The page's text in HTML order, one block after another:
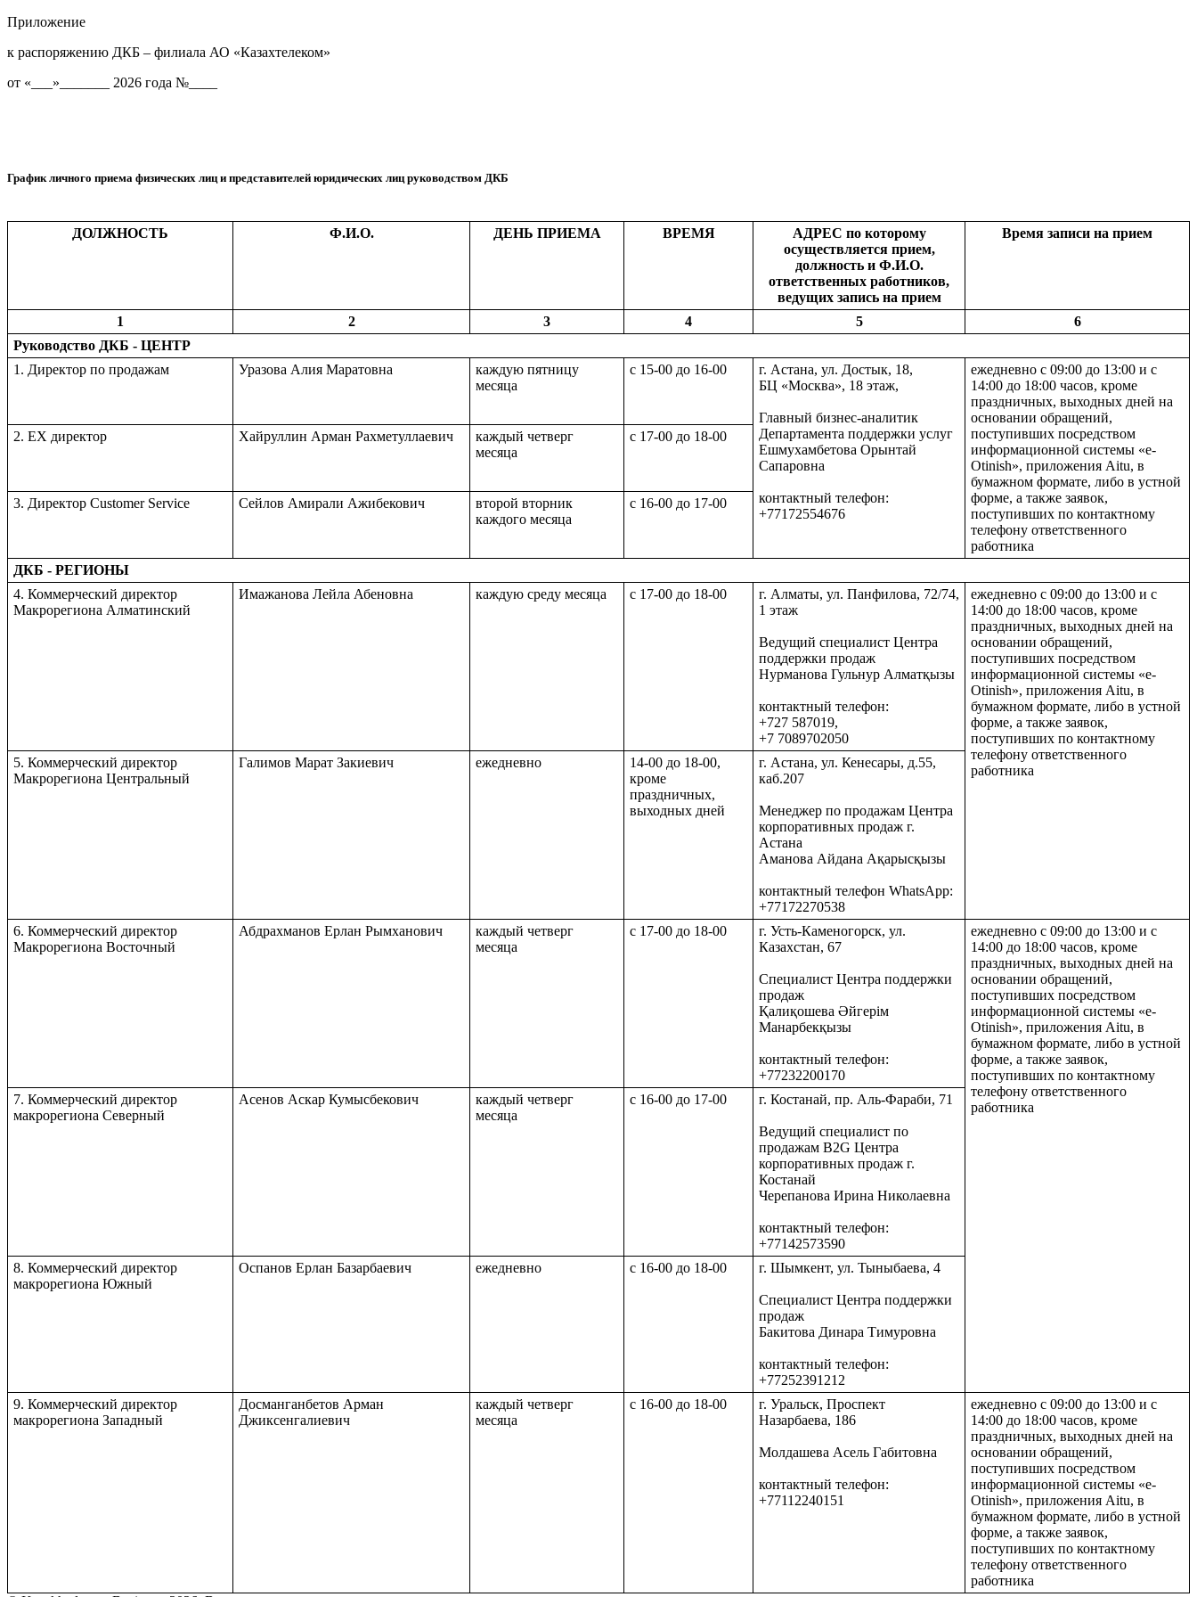
Приложение
к распоряжению ДКБ – филиала АО «Казахтелеком»
от «___»_______ 2026 года №____
График личного приема физических лиц и представителей юридических лиц руководством ДКБ
ДОЛЖНОСТЬ Ф.И.О. ДЕНЬ ПРИЕМА ВРЕМЯ
АДРЕС по которому
осуществляется прием,
должность и Ф.И.О.
ответственных работников,
ведущих запись на прием
Время записи на прием
1 2 3 4 5
6
Руководство ДКБ - ЦЕНТР
1. Директор по продажам
Уразова Алия Маратовна
каждую пятницу
месяца
с 15-00 до 16-00
г. Астана, ул. Достык, 18,
БЦ «Москва», 18 этаж,
Главный бизнес-аналитик
Департамента поддержки услуг
Ешмухамбетова Орынтай
Сапаровна
контактный телефон:
+77172554676
ежедневно с 09:00 до 13:00 и с
14:00 до 18:00 часов, кроме
праздничных, выходных дней на
основании обращений,
поступивших посредством
информационной системы «e-
Otinish», приложения Aitu, в
бумажном формате, либо в устной
форме, а также заявок,
поступивших по контактному
телефону ответственного
работника
2. EX директор Хайруллин Арман Рахметуллаевич
каждый четверг
месяца
с 17-00 до 18-00
3. Директор Customer Service Сейлов Амирали Ажибекович
второй вторник
каждого месяца
с 16-00 до 17-00
ДКБ - РЕГИОНЫ
4. Коммерческий директор
Макрорегиона Алматинский
Имажанова Лейла Абеновна каждую среду месяца с 17-00 до 18-00
г. Алматы, ул. Панфилова, 72/74,
1 этаж
Ведущий специалист Центра
поддержки продаж
Нурманова Гульнур Алматқызы
контактный телефон:
+727 587019,
+7 7089702050
ежедневно с 09:00 до 13:00 и с
14:00 до 18:00 часов, кроме
праздничных, выходных дней на
основании обращений,
поступивших посредством
информационной системы «e-
Otinish», приложения Aitu, в
бумажном формате, либо в устной
форме, а также заявок,
поступивших по контактному
телефону ответственного
работника
5. Коммерческий директор
Макрорегиона Центральный
Галимов Марат Закиевич ежедневно
14-00 до 18-00,
кроме
праздничных,
выходных дней
г. Астана, ул. Кенесары, д.55,
каб.207
Менеджер по продажам Центра
корпоративных продаж г.
Астана
Аманова Айдана Ақарысқызы
контактный телефон WhatsApp:
+77172270538
6. Коммерческий директор
Макрорегиона Восточный
Абдрахманов Ерлан Рымханович
каждый четверг
месяца
с 17-00 до 18-00
г. Усть-Каменогорск, ул.
Казахстан, 67
Специалист Центра поддержки
продаж
Қалиқошева Әйгерім
Манарбекқызы
контактный телефон:
+77232200170
ежедневно с 09:00 до 13:00 и с
14:00 до 18:00 часов, кроме
праздничных, выходных дней на
основании обращений,
поступивших посредством
информационной системы «e-
Otinish», приложения Aitu, в
бумажном формате, либо в устной
форме, а также заявок,
поступивших по контактному
телефону ответственного
работника
7. Коммерческий директор
макрорегиона Северный
Асенов Аскар Кумысбекович
каждый четверг
месяца
с 16-00 до 17-00 г. Костанай, пр. Аль-Фараби, 71
Ведущий специалист по
продажам В2G Центра
корпоративных продаж г.
Костанай
Черепанова Ирина Николаевна
контактный телефон:
+77142573590
8. Коммерческий директор
макрорегиона Южный
Оспанов Ерлан Базарбаевич ежедневно с 16-00 до 18-00 г. Шымкент, ул. Тыныбаева, 4
Специалист Центра поддержки
продаж
Бакитова Динара Тимуровна
контактный телефон:
+77252391212
9. Коммерческий директор
макрорегиона Западный
Досманганбетов Арман
Джиксенгалиевич
каждый четверг
месяца
с 16-00 до 18-00
г. Уральск, Проспект
Назарбаева, 186
Молдашева Асель Габитовна
контактный телефон:
+77112240151
ежедневно с 09:00 до 13:00 и с
14:00 до 18:00 часов, кроме
праздничных, выходных дней на
основании обращений,
поступивших посредством
информационной системы «e-
Otinish», приложения Aitu, в
бумажном формате, либо в устной
форме, а также заявок,
поступивших по контактному
телефону ответственного
работника